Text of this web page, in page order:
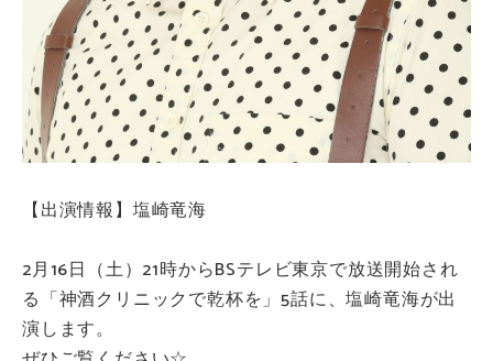
【出演情報】塩崎竜海
2月16日（土）21時からBSテレビ東京で放送開始され
る「神酒クリニックで乾杯を」5話に、塩崎竜海が出
演します。